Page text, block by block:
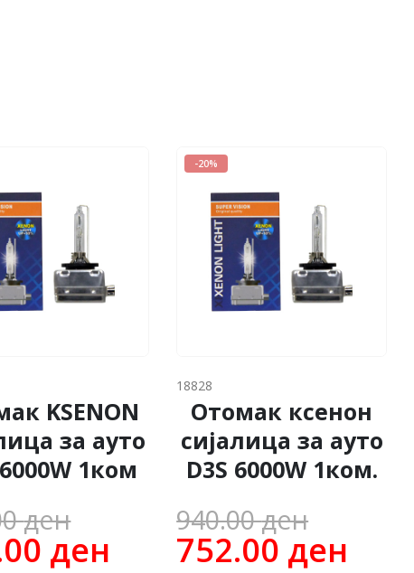
KSENON
за ауто
1ком
ден Original
price
ден Current
-20%
18828
Отомак ксенон
сијалица за ауто
D3S 6000W 1ком.
940.00ден
price
752.00 ден